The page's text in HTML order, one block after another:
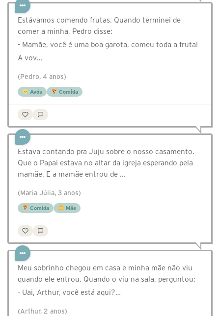
Estávamos comendo frutas. Quando terminei de
comer a minha, Pedro disse:
- Mamãe, você é uma boa garota, comeu toda a fruta!
A vov…
(Pedro, 4 anos)
Avós Comida
Estava contando pra Juju sobre o nosso casamento.
Que o Papai estava no altar da igreja esperando pela
mamãe. E a mamãe entrou de …
(Maria Júlia, 3 anos)
Comida Mãe
Meu sobrinho chegou em casa e minha mãe não viu
quando ele entrou. Quando o viu na sala, perguntou:
- Uai, Arthur, você está aqui?…
(Arthur, 2 anos)